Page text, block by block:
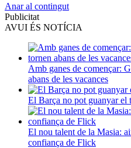
Anar al contingut
Publicitat
AVUI ÉS NOTÍCIA
Amb ganes de començar:
abans de les vacances
El Barça no pot guanyar el
El nou talent de la Masia:
confiança de Flick